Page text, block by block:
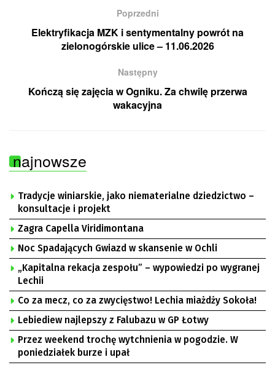
Poprzedni
Elektryfikacja MZK i sentymentalny powrót na
zielonogórskie ulice – 11.06.2026
Następny
Kończą się zajęcia w Ogniku. Za chwilę przerwa
wakacyjna
najnowsze
Tradycje winiarskie, jako niematerialne dziedzictwo –
konsultacje i projekt
Zagra Capella Viridimontana
Noc Spadających Gwiazd w skansenie w Ochli
„Kapitalna rekacja zespołu” – wypowiedzi po wygranej
Lechii
Co za mecz, co za zwycięstwo! Lechia miażdży Sokoła!
Lebiediew najlepszy z Falubazu w GP Łotwy
Przez weekend trochę wytchnienia w pogodzie. W
poniedziałek burze i upał